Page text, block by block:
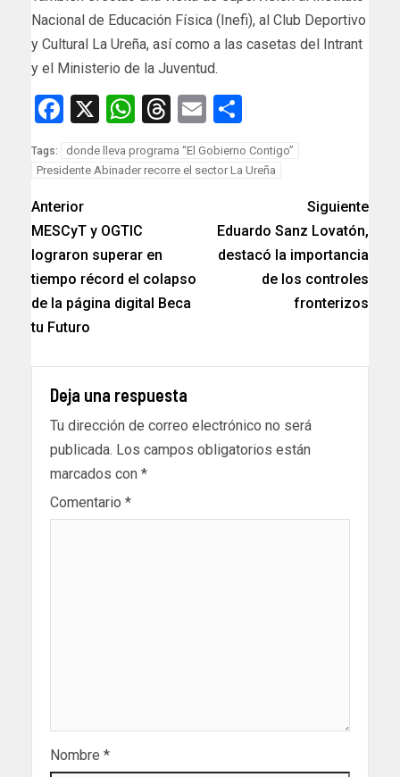
Nacional de Educación Física (Inefi), al Club Deportivo
y Cultural La Ureña, así como a las casetas del Intrant
y el Ministerio de la Juventud.
Facebook
X WhatsApp
Threads
Email
Tags:
donde lleva programa “El Gobierno Contigo”
Presidente Abinader recorre el sector La Ureña
Anterior
MESCyT y OGTIC
lograron superar en
tiempo récord el colapso
de la página digital Beca
tu Futuro
Siguiente
Eduardo Sanz Lovatón,
destacó la importancia
de los controles
fronterizos
Deja una respuesta
Tu dirección de correo electrónico no será
publicada. Los campos obligatorios están
marcados con *
Comentario *
Nombre *